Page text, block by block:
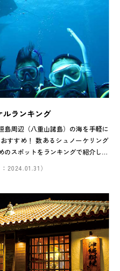
ランキング
島周辺（八重山諸島）の海を手軽に
すすめ！ 数あるシュノーケリング
のスポットをランキングで紹介しま
2024.01.31）